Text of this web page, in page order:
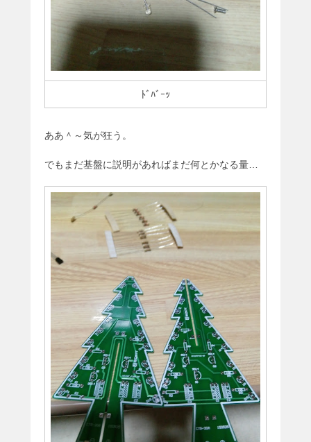
ﾄﾞﾊﾞｰｯ
ああ＾～気が狂う。
でもまだ基盤に説明があればまだ何とかなる量…